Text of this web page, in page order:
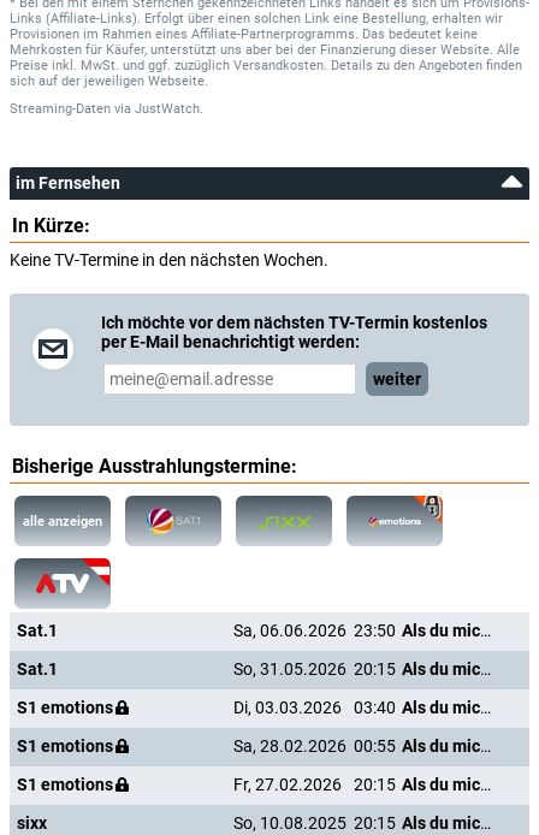
Links (Affiliate-Links). Erfolgt über einen solchen Link eine Bestellung, erhalten wir
Provisionen im Rahmen eines Affiliate-Partnerprogramms. Das bedeutet keine
Mehrkosten für Käufer, unterstützt uns aber bei der Finanzierung dieser Website. Alle
Preise inkl. MwSt. und ggf. zuzüglich Versandkosten. Details zu den Angeboten finden
sich auf der jeweiligen Webseite.
Streaming-Daten via JustWatch.
im Fernsehen
In Kürze:
Keine TV-Termine in den nächsten Wochen.
Ich möchte vor dem nächsten TV-Termin kostenlos
per E-Mail benachrichtigt werden:
weiter
Bisherige Ausstrahlungstermine:
alle anzeigen
Sat.1 Sa, 06.06.2026 23:50
Als du mich sahst
Sat.1
So, 31.05.2026 20:15
Als du mich sahst
S1 emotions
Di, 03.03.2026 03:40
Als du mich sahst
S1 emotions
Sa, 28.02.2026 00:55
Als du mich sahst
S1 emotions
Fr, 27.02.2026 20:15
Als du mich sahst
sixx
So, 10.08.2025 20:15
Als du mich sahst